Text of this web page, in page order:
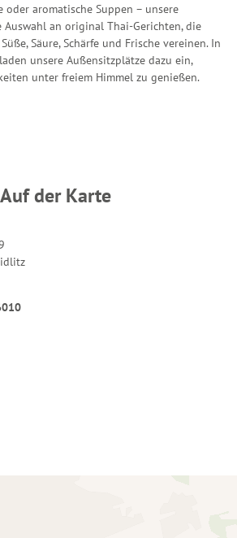
oder aromatische Suppen – unsere
Auswahl an original Thai-Gerichten, die
Säure, Schärfe und Frische vereinen. In
unsere Außensitzplätze dazu ein,
unter freiem Himmel zu genießen.
Auf der Karte